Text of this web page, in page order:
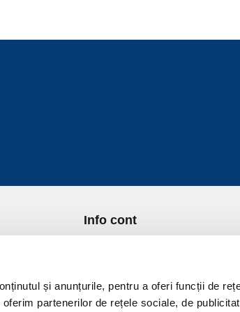
și anunțurile, pentru a oferi funcții de
partenerilor de rețele sociale, de
Info cont
Lista Favorite
GDPR - Protectia datelor